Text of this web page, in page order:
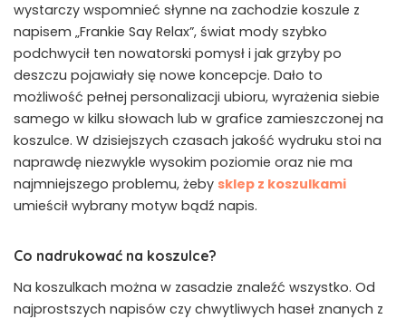
wystarczy wspomnieć słynne na zachodzie koszule z
napisem „Frankie Say Relax”, świat mody szybko
podchwycił ten nowatorski pomysł i jak grzyby po
deszczu pojawiały się nowe koncepcje. Dało to
możliwość pełnej personalizacji ubioru, wyrażenia siebie
samego w kilku słowach lub w grafice zamieszczonej na
koszulce. W dzisiejszych czasach jakość wydruku stoi na
naprawdę niezwykle wysokim poziomie oraz nie ma
najmniejszego problemu, żeby sklep z koszulkami
umieścił wybrany motyw bądź napis.
Co nadrukować na koszulce?
Na koszulkach można w zasadzie znaleźć wszystko. Od
najprostszych napisów czy chwytliwych haseł znanych z